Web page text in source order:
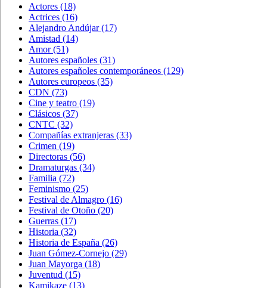
Actores (18)
Actrices (16)
Alejandro Andújar(17)
Amistad (14)
Amor(51)
Autores españoles (31)
Autores españoles contemporáneos (129)
Autores europeos (35)
CDN (73)
Cine y teatro (19)
Clásicos (37)
CNTC (32)
Compañías extranjeras (33)
Crimen (19)
Directoras (56)
Dramaturgas (34)
Familia (72)
Feminismo (25)
Festival de Almagro (16)
Festival de Otoño (20)
Guerras (17)
Historia (32)
Historia de España (26)
Juan Gómez-Cornejo (29)
Juan Mayorga (18)
Juventud (15)
Kamikaze (13)